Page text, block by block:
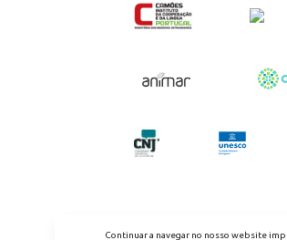
Continuar a navegar no nosso website